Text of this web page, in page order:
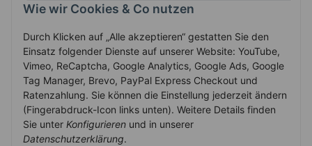
Wie wir Cookies & Co nutzen
Durch Klicken auf „Alle akzeptieren“ gestatten Sie den
Einsatz folgender Dienste auf unserer Website: YouTube,
Vimeo, ReCaptcha, Google Analytics, Google Ads, Google
Tag Manager, Brevo, PayPal Express Checkout und
Ratenzahlung. Sie können die Einstellung jederzeit ändern
(Fingerabdruck-Icon links unten). Weitere Details finden
Sie unter Konfigurieren und in unserer
Datenschutzerklärung.
Vertrag widerrufen
* Alle Preise inkl. gesetzlicher USt., zzgl.Versand
Service-Hotline +43-7758-30410